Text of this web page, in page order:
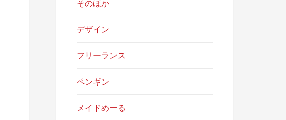
そのほか
デザイン
フリーランス
ペンギン
メイドめーる